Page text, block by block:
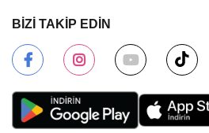
BİZİ TAKİP EDİN